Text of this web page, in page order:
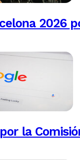
2026
la